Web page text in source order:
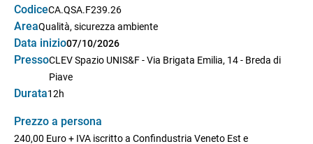
CodiceCA.QSA.F239.26
AreaQualità, sicurezza ambiente
Data inizio07/10/2026
PressoCLEV Spazio UNIS&F - Via Brigata Emilia, 14 - Breda di
Piave
Durata12h
Prezzo a persona
240,00 Euro + IVA iscritto a Confindustria Veneto Est e